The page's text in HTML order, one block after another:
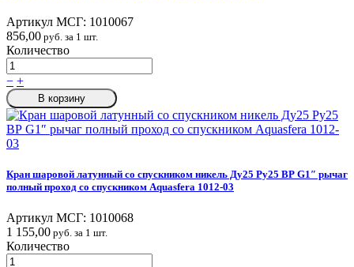
Артикул МСГ: 1010067
856,00 руб. за 1 шт.
Количество
− +
В корзину
Кран шаровой латунный со спускником никель Ду25 Ру25 ВР G1″ рычаг
полный проход со спускником Aquasfera 1012-03
Артикул МСГ: 1010068
1 155,00 руб. за 1 шт.
Количество